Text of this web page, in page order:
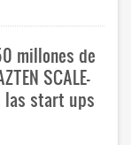
millones de
SCALE-
las start ups